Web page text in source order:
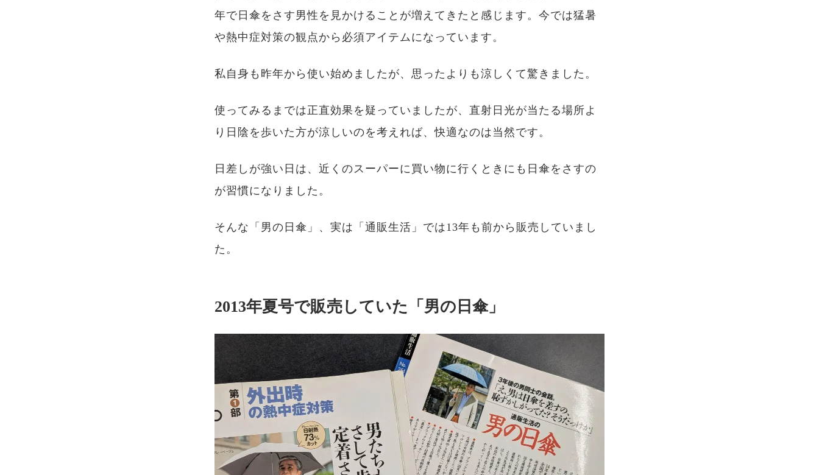
年で日傘をさす男性を見かけることが増えてきたと感じます。今では猛暑
や熱中症対策の観点から必須アイテムになっています。
私自身も昨年から使い始めましたが、思ったよりも涼しくて驚きました。
使ってみるまでは正直効果を疑っていましたが、直射日光が当たる場所よ
り日陰を歩いた方が涼しいのを考えれば、快適なのは当然です。
日差しが強い日は、近くのスーパーに買い物に行くときにも日傘をさすの
が習慣になりました。
そんな「男の日傘」、実は「通販生活」では13年も前から販売していまし
た。
2013年夏号で販売していた「男の日傘」